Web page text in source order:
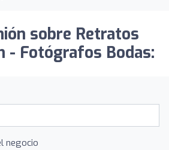
sobre Retratos
- Fotógrafos Bodas:
negocio